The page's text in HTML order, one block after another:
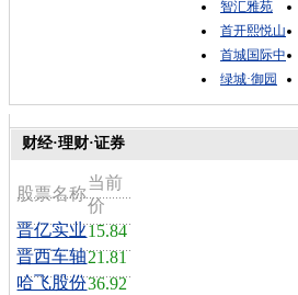
智汇雅苑
首开熙悦山
首城国际中
绿城·御园
财经·理财·证券
股票名称
当前
价
晋亿实业15.84
晋西车轴21.81
哈飞股份36.92